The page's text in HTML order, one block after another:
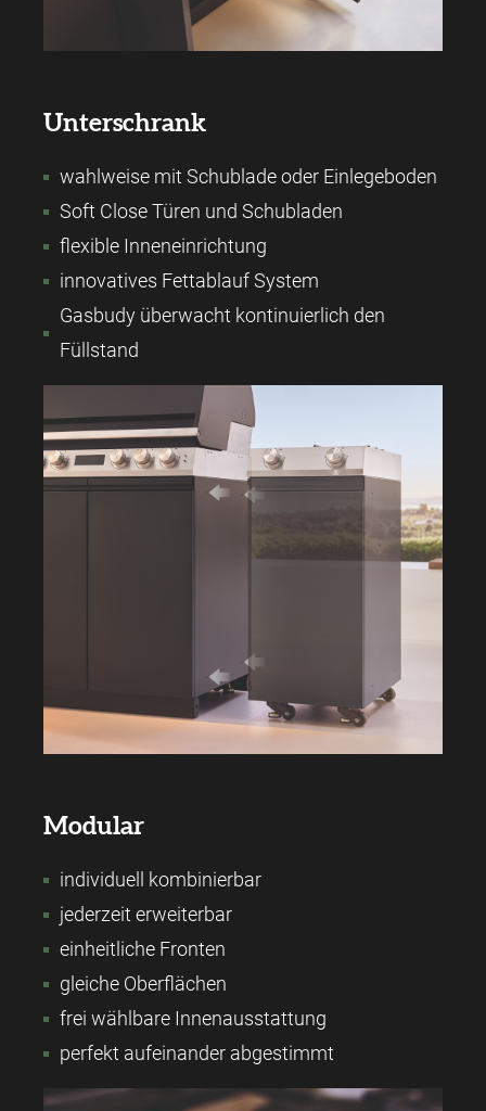
Unterschrank
wahlweise mit Schublade oder Einlegeboden
Soft Close Türen und Schubladen
flexible Inneneinrichtung
innovatives Fettablauf System
Gasbudy überwacht kontinuierlich den
Füllstand
Modular
individuell kombinierbar
jederzeit erweiterbar
einheitliche Fronten
gleiche Oberflächen
frei wählbare Innenausstattung
perfekt aufeinander abgestimmt